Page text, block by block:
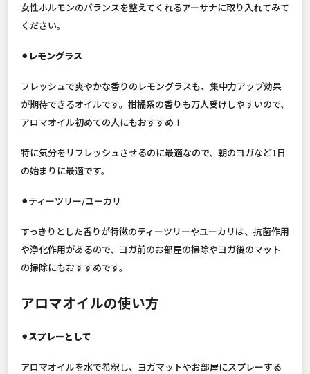
女性ホルモンのバランスを整えてくれるアーサナに取り入れてみて
ください。
⚫︎レモングラス
フレッシュで爽やかな香りのレモングラスも、集中力アップ効果
が期待できるオイルです。柑橘系の香りも万人受けしやすいので、
アロマオイル初めての人にもおすすめ！
特に気分をリフレッシュさせるのに最適なので、朝のヨガなど1日
の始まりに最適です。
⚫︎ティーツリー/ユーカリ
すっきりとした香りが特徴のティーツリーやユーカリは、抗菌作用
や浄化作用があるので、ヨガ前のお部屋の掃除やヨガ後のマット
の掃除にもおすすめです。
アロマオイルの使い方
⚫︎スプレーとして
アロマオイルを水で希釈し、ヨガマットやお部屋にスプレーする